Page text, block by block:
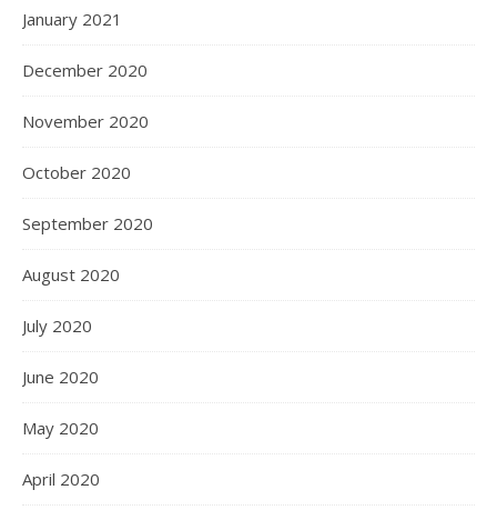
January 2021
December 2020
November 2020
October 2020
September 2020
August 2020
July 2020
June 2020
May 2020
April 2020